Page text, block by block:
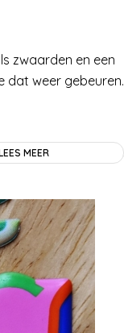
zwaarden en een
dat weer gebeuren.
MEER